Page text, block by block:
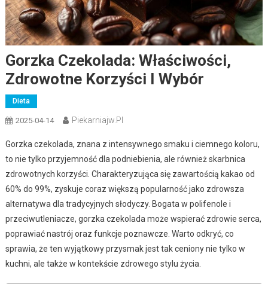
Gorzka Czekolada: Właściwości,
Zdrowotne Korzyści I Wybór
Dieta
2025-04-14 Piekarniajw.pl
Gorzka czekolada, znana z intensywnego smaku i ciemnego koloru,
to nie tylko przyjemność dla podniebienia, ale również skarbnica
zdrowotnych korzyści. Charakteryzująca się zawartością kakao od
60% do 99%, zyskuje coraz większą popularność jako zdrowsza
alternatywa dla tradycyjnych słodyczy. Bogata w polifenole i
przeciwutleniacze, gorzka czekolada może wspierać zdrowie serca,
poprawiać nastrój oraz funkcje poznawcze. Warto odkryć, co
sprawia, że ten wyjątkowy przysmak jest tak ceniony nie tylko w
kuchni, ale także w kontekście zdrowego stylu życia.